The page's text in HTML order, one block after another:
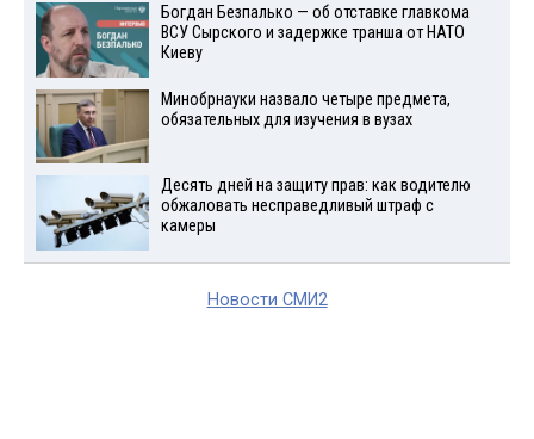
Богдан Безпалько — об отставке главкома
ВСУ Сырского и задержке транша от НАТО
Киеву
Минобрнауки назвало четыре предмета,
обязательных для изучения в вузах
Десять дней на защиту прав: как водителю
обжаловать несправедливый штраф с
камеры
Новости СМИ2